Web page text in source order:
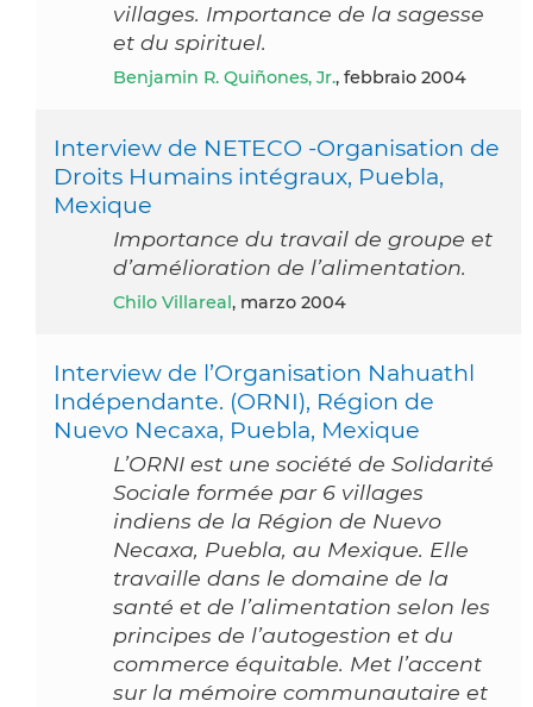
villages. Importance de la sagesse
et du spirituel.
Benjamin R. Quiñones, Jr., febbraio 2004
Interview de NETECO -Organisation de
Droits Humains intégraux, Puebla,
Mexique
Importance du travail de groupe et
d’amélioration de l’alimentation.
Chilo Villareal , marzo 2004
Interview de l’Organisation Nahuathl
Indépendante. (ORNI), Région de
Nuevo Necaxa, Puebla, Mexique
L’ORNI est une société de Solidarité
Sociale formée par 6 villages
indiens de la Région de Nuevo
Necaxa, Puebla, au Mexique. Elle
travaille dans le domaine de la
santé et de l’alimentation selon les
principes de l’autogestion et du
commerce équitable. Met l’accent
sur la mémoire communautaire et